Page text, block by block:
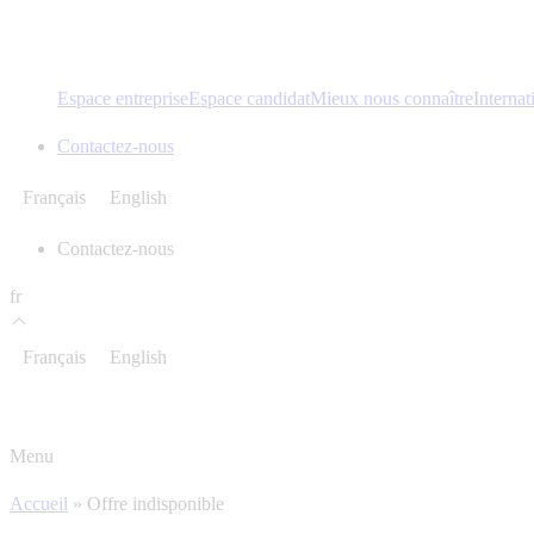
Espace entrepriseEspace candidatMieux nous connaître
Contactez-nous
Français English
Contactez-nous
fr
Français English
Menu
Accueil » Offre indisponible